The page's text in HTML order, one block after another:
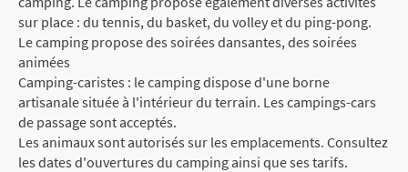
sur place : du tennis, du basket, du volley et du ping-pong.
Le camping propose des soirées dansantes, des soirées
animées
Camping-caristes : le camping dispose d'une borne
artisanale située à l'intérieur du terrain. Les campings-cars
de passage sont acceptés.
Les animaux sont autorisés sur les emplacements. Consultez
les dates d'ouvertures du camping ainsi que ses tarifs.